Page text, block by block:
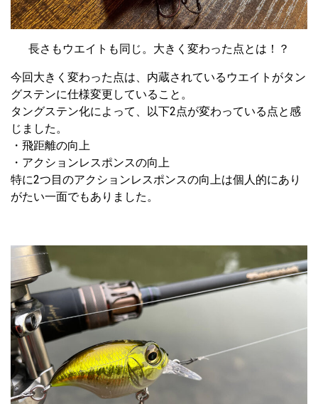
長さもウエイトも同じ。大きく変わった点とは！？
今回大きく変わった点は、内蔵されているウエイトがタン
グステンに仕様変更していること。
タングステン化によって、以下2点が変わっている点と感
じました。
・飛距離の向上
・アクションレスポンスの向上
特に2つ目のアクションレスポンスの向上は個人的にあり
がたい一面でもありました。